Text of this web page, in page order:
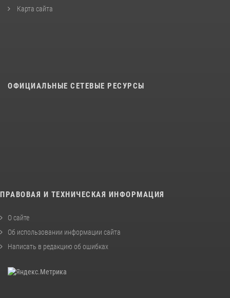
Карта сайта
ОФИЦИАЛЬНЫЕ СЕТЕВЫЕ РЕСУРСЫ
ПРАВОВАЯ И ТЕХНИЧЕСКАЯ ИНФОРМАЦИЯ
О сайте
Об использовании информации сайта
Написать в редакцию об ошибках